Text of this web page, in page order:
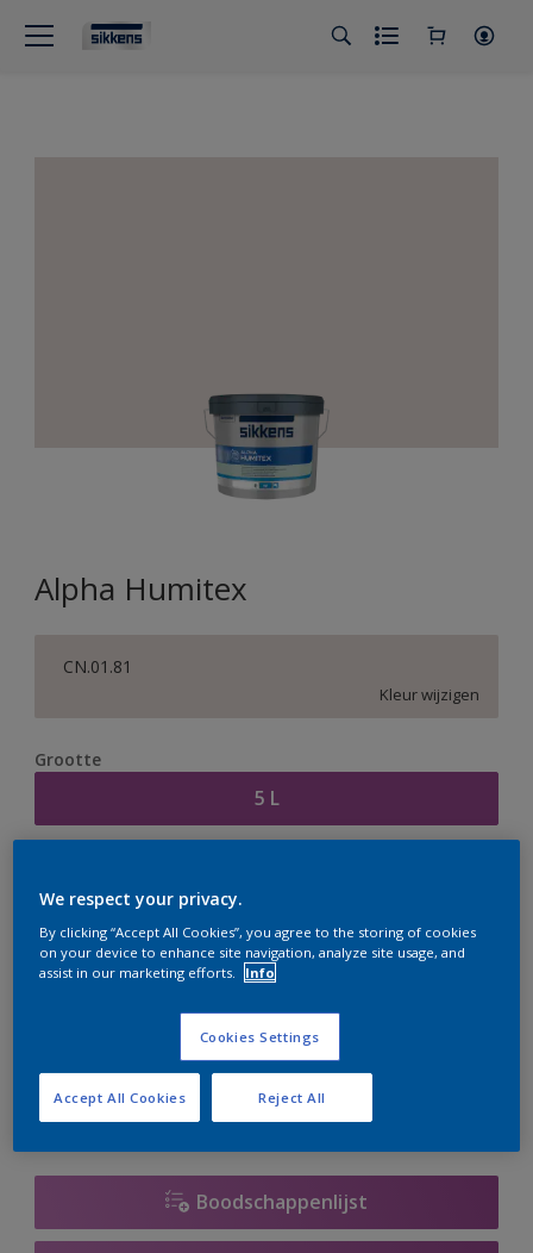
Alpha Humitex
CN.01.81
Kleur wijzigen
Grootte
5 L
er hard aan om de voorraad aan te vullen.
Boodschappenlijst
We respect your privacy.
By clicking “Accept All Cookies”, you agree to the storing of cookies
on your device to enhance site navigation, analyze site usage, and
assist in our marketing efforts.
Info
Cookies Settings
Reject All
Accept All Cookies